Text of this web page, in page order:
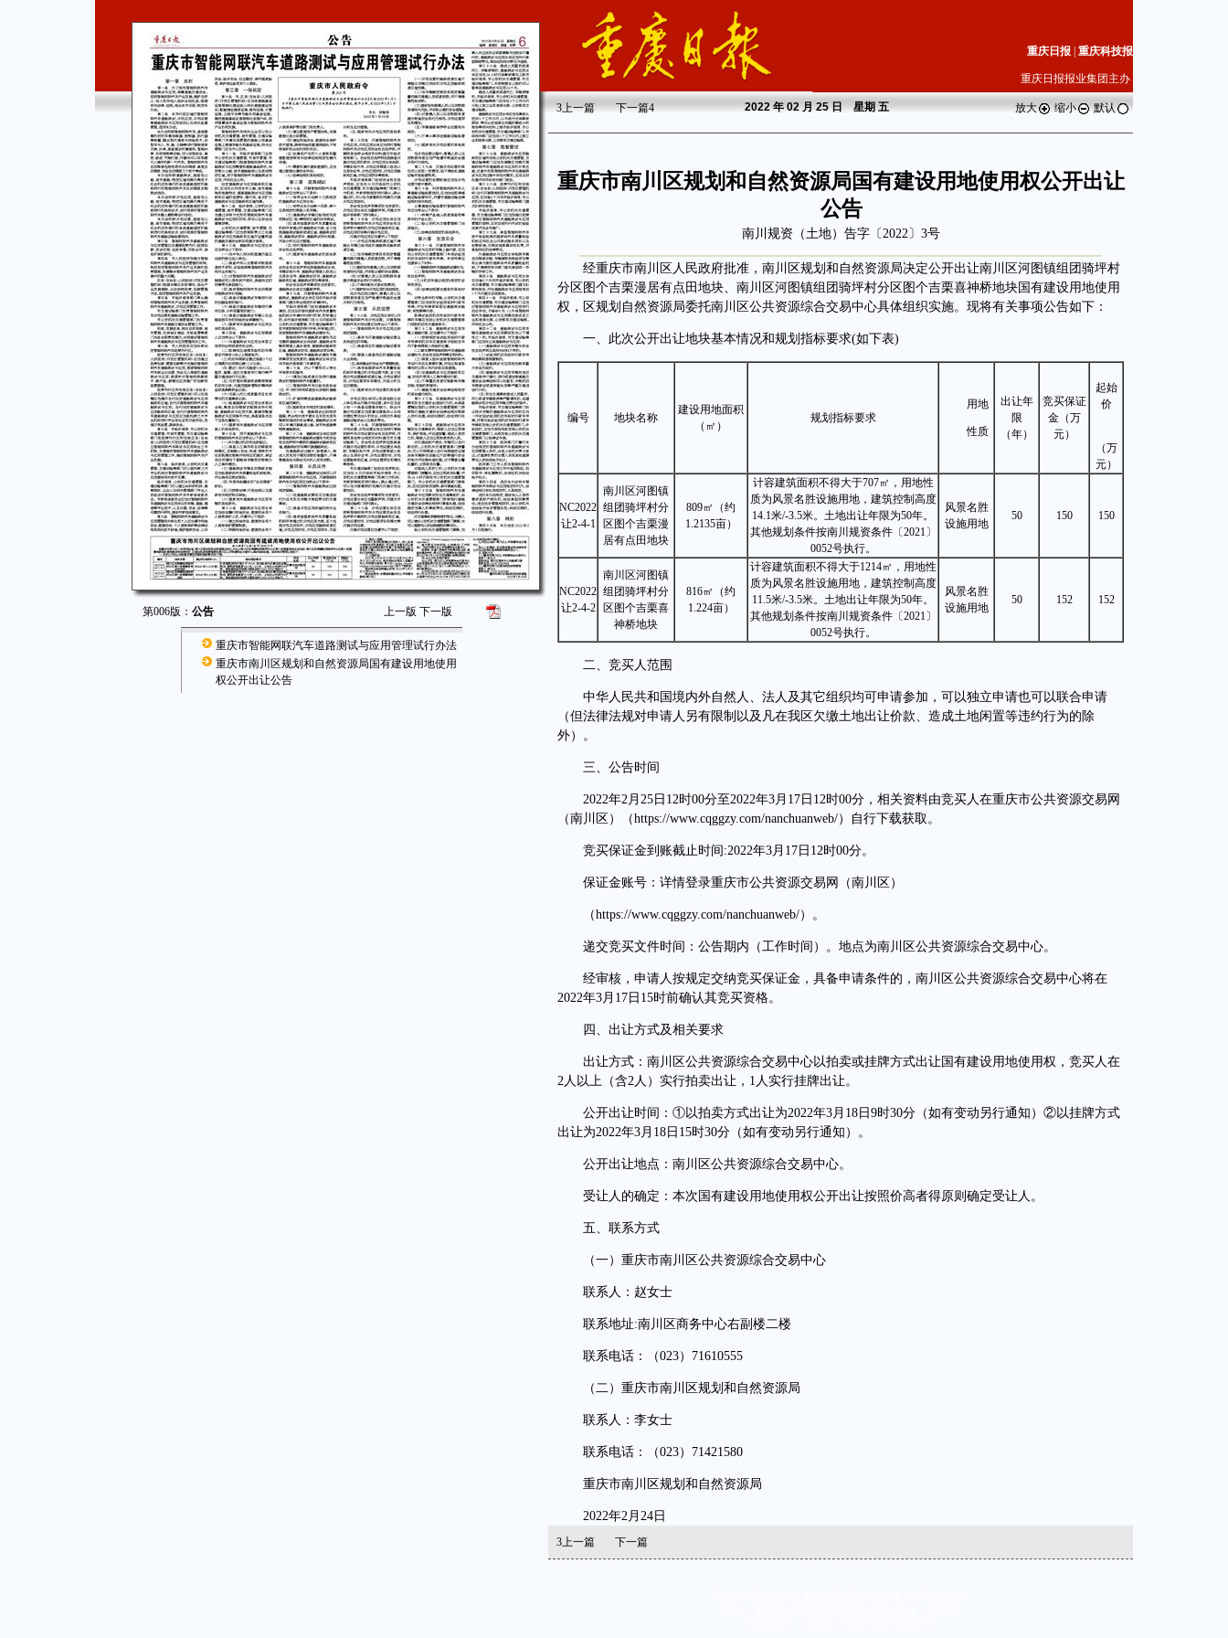
第006版： 公告 上一版 下一版
重庆市智能网联汽车道路测试与应用管理试行办法
重庆市南川区规划和自然资源局国有建设用地使用
权公开出让公告
重庆日报 重庆科技报
重庆日报报业集团主办
3上一篇 下一篇4 2022年 02 月 25 日 星期五 放大 缩小 默认
重庆市南川区规划和自然资源局国有建设用地使用权公开出让
公告
南川规资（土地）告字〔2022〕3号
经重庆市南川区人民政府批准，南川区规划和自然资源局决定公开出让南川区河图镇组团骑坪村
分区图个吉栗漫居有点田地块、南川区河图镇组团骑坪村分区图个吉栗喜神桥地块国有建设用地使用
权，区规划自然资源局委托南川区公共资源综合交易中心具体组织实施。现将有关事项公告如下：
一、此次公开出让地块基本情况和规划指标要求(如下表)
编号 地块名称
建设用地面积
（㎡）
规划指标要求
用地
性质
出让年
限
（年）
竞买保证
金（万
元）
起始
价
（万
元）
NC2022
让2-4-1
南川区河图镇
组团骑坪村分
区图个吉栗漫
居有点田地块
809㎡（约
1.2135亩）
计容建筑面积不得大于707㎡，用地性
质为风景名胜设施用地，建筑控制高度
14.1米/-3.5米。土地出让年限为50年。
其他规划条件按南川规资条件〔2021〕
0052号执行。
风景名胜
设施用地
50 150 150
NC2022
让2-4-2
南川区河图镇
组团骑坪村分
区图个吉栗喜
神桥地块
816㎡（约
1.224亩）
计容建筑面积不得大于1214㎡，用地性
质为风景名胜设施用地，建筑控制高度
11.5米/-3.5米。土地出让年限为50年。
其他规划条件按南川规资条件〔2021〕
0052号执行。
风景名胜
设施用地
50 152 152
二、竞买人范围
中华人民共和国境内外自然人、法人及其它组织均可申请参加，可以独立申请也可以联合申请
（但法律法规对申请人另有限制以及凡在我区欠缴土地出让价款、造成土地闲置等违约行为的除
外）。
三、公告时间
2022年2月25日12时00分至2022年3月17日12时00分，相关资料由竞买人在重庆市公共资源交易网
（南川区）（https://www.cqggzy.com/nanchuanweb/）自行下载获取。
竞买保证金到账截止时间:2022年3月17日12时00分。
保证金账号：详情登录重庆市公共资源交易网（南川区）
（https://www.cqggzy.com/nanchuanweb/）。
递交竞买文件时间：公告期内（工作时间）。地点为南川区公共资源综合交易中心。
经审核，申请人按规定交纳竞买保证金，具备申请条件的，南川区公共资源综合交易中心将在
2022年3月17日15时前确认其竞买资格。
四、出让方式及相关要求
出让方式：南川区公共资源综合交易中心以拍卖或挂牌方式出让国有建设用地使用权，竞买人在
2人以上（含2人）实行拍卖出让，1人实行挂牌出让。
公开出让时间：①以拍卖方式出让为2022年3月18日9时30分（如有变动另行通知）②以挂牌方式
出让为2022年3月18日15时30分（如有变动另行通知）。
公开出让地点：南川区公共资源综合交易中心。
受让人的确定：本次国有建设用地使用权公开出让按照价高者得原则确定受让人。
五、联系方式
（一）重庆市南川区公共资源综合交易中心
联系人：赵女士
联系地址:南川区商务中心右副楼二楼
联系电话：（023）71610555
（二）重庆市南川区规划和自然资源局
联系人：李女士
联系电话：（023）71421580
重庆市南川区规划和自然资源局
2022年2月24日
3上一篇 下一篇